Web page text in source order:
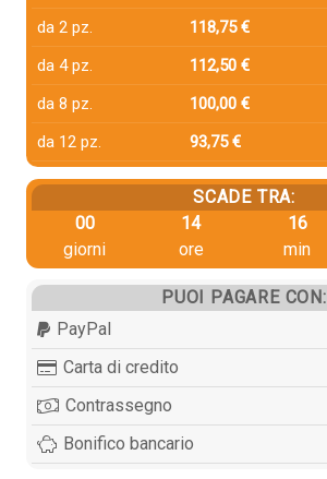
da 2 pz.
118,75 €
da 4 pz.
112,50 €
da 8 pz.
100,00 €
da 12 pz.
93,75 €
SCADE TRA:
00
giorni
14
ore
16
min
PUOI PAGARE CON:
PayPal
Carta di credito
Contrassegno
Bonifico bancario